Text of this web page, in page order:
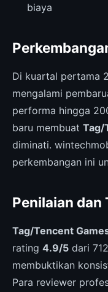
biaya
Di kuartal pertama
mengalami
performa hingga
baru membuat Tag/
diminati.
perkembangan ini
Penilaian dan
Tag/Tencent
rating 4.9/5 dari
membuktikan
Para reviewer